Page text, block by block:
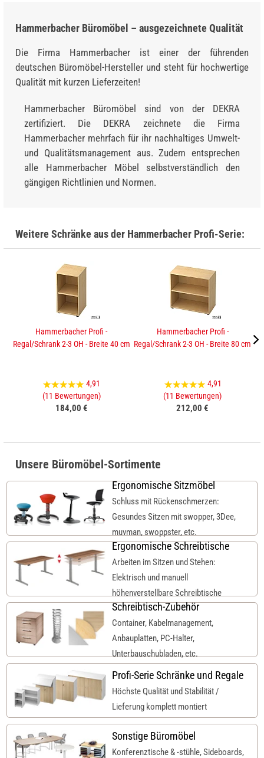
Hammerbacher Büromöbel – ausgezeichnete Qualität
Die Firma Hammerbacher ist einer der führenden
deutschen Büromöbel-Hersteller und steht für hochwertige
Qualität mit kurzen Lieferzeiten!
Hammerbacher Büromöbel sind von der DEKRA
zertifiziert. Die DEKRA zeichnete die Firma
Hammerbacher mehrfach für ihr nachhaltiges Umwelt-
und Qualitätsmanagement aus. Zudem entsprechen
alle Hammerbacher Möbel selbstverständlich den
gängigen Richtlinien und Normen.
Weitere Schränke aus der Hammerbacher Profi-Serie:
Hammerbacher Profi -
Regal/Schrank 2-3 OH - Breite 40 cm
4,91
(11 Bewertungen)
184,00 €
Hammerbacher Profi -
Regal/Schrank 2-3 OH - Breite 80 cm
4,91
(11 Bewertungen)
212,00 €
Unsere Büromöbel-Sortimente
Ergonomische Sitzmöbel
Schluss mit Rückenschmerzen:
Gesundes Sitzen mit swopper, 3Dee,
muvman, swoppster, etc.
Ergonomische Schreibtische
Arbeiten im Sitzen und Stehen:
Elektrisch und manuell
höhenverstellbare Schreibtische
Schreibtisch-Zubehör
Container, Kabelmanagement,
Anbauplatten, PC-Halter,
Unterbauschubladen, etc.
Profi-Serie Schränke und Regale
Höchste Qualität und Stabilität /
Lieferung komplett montiert
Sonstige Büromöbel
Konferenztische & -stühle, Sideboards,